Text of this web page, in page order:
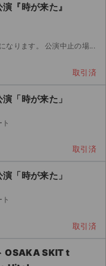
『時が来た』
ります。 公演中止の場...
取引済
「時が来た」
取引済
「時が来た」
取引済
OSAKA SKIT t